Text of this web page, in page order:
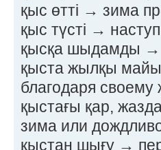
қыс өтті → зима
қыс түсті →
қысқа шыдамды →
қыста жылқы
благодаря своему
қыстағы қар,
зима или
қыстан шығу →